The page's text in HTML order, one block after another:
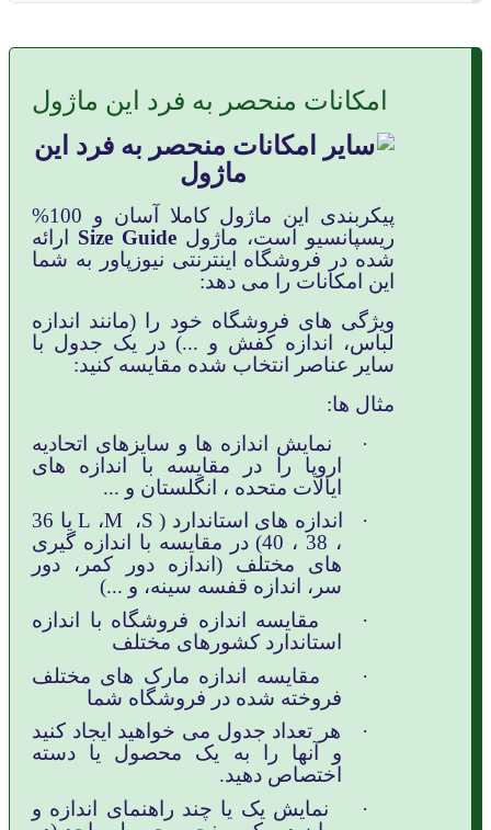
امکانات منحصر به فرد این ماژول
پیکربندی این ماژول کاملا آسان و 100%
ریسپانسیو است، ماژول Size Guide ارائه
شده در فروشگاه اینترنتی نیوزپاور به شما
این امکانات را می دهد:
ویژگی های فروشگاه خود را (مانند اندازه
لباس، اندازه کفش و ...) در یک جدول با
سایر عناصر انتخاب شده مقایسه کنید:
مثال ها:
·
نمایش اندازه ها و سایزهای اتحادیه
اروپا را در مقایسه با اندازه های
ایالات متحده ، انگلستان و ...
·
اندازه های استاندارد ( S، M، L
یا 36
، 38 ، 40) در مقایسه با اندازه گیری
های مختلف (اندازه دور کمر، دور
سر، اندازه قفسه سینه، و ...)
·
مقایسه اندازه فروشگاه با اندازه
استاندارد کشورهای مختلف
·
مقایسه اندازه مارک های مختلف
فروخته شده در فروشگاه شما
·
هر تعداد جدول می خواهید ایجاد کنید
و آنها را به یک محصول یا دسته
اختصاص دهید.
·
نمایش یک یا چند راهنمای اندازه و